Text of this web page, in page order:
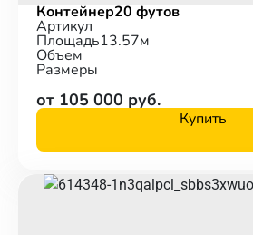
Контейнер20 футов
Артикул
Площадь13.57м
Объем
Размеры
от 105 000 руб.
Купить